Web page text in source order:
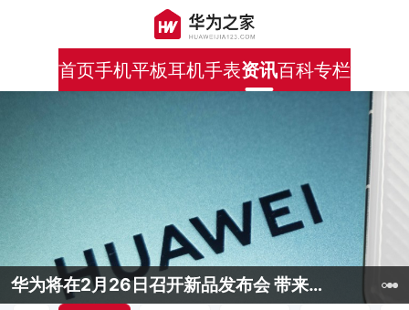
首页手机平板耳机手表资讯百科专栏
HarmonyOS NEXT开发者预览版开启招募，目前支持三款机型
华为将在2月26日召开新品发布会 带来全新的5G小折叠屏手机
华为P70 Pro将搭载麒麟9000s超频版 拥有更加强劲的性能
HarmonyOS NEXT开发者预览版开启招募，目前支持三款机型
华为将在2月26日召开新品发布会 带来全新的5G小折叠屏手机